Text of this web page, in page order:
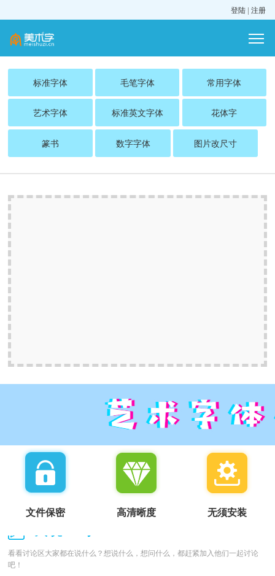
登陆 | 注册
标准字体 毛笔字体 常用字体
艺术字体 标准英文字体 花体字
篆书 数字字体 图片改尺寸
文件保密 高清晰度 无须安装
看看讨论区大家都在说什么？想说什么，想问什么，都赶紧加入他们一起讨论
吧！